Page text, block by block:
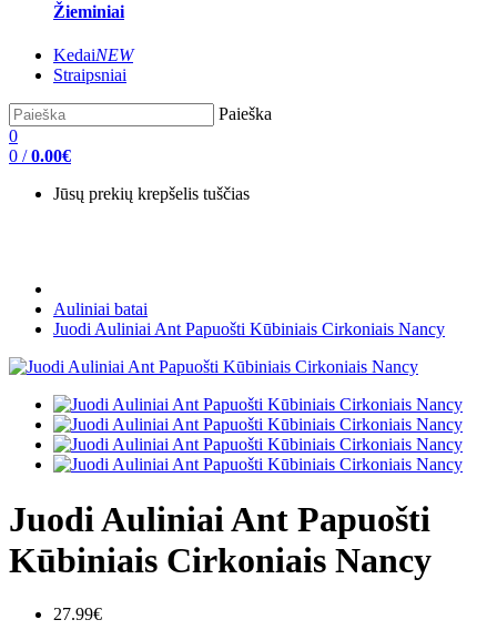
Žieminiai
KedaiNEW
Straipsniai
Paieška
0
0 / 0.00€
Jūsų prekių krepšelis tuščias
Auliniai batai
Juodi Auliniai Ant Papuošti Kūbiniais Cirkoniais Nancy
Juodi Auliniai Ant Papuošti
Kūbiniais Cirkoniais Nancy
27.99€